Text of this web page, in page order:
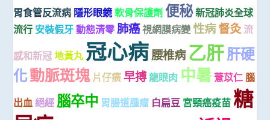
胃食管反流病 隱形眼鏡軟骨保護劑 便秘新冠肺炎全球
流行 安裝假牙 動態清零 肺癌視網膜病變 性病督灸 流
感和新冠 地黃丸 冠心病腰椎病 乙肝肝硬
化動脈斑塊 片仔癀 早搏龍眼肉 中暑 薏苡仁 腦
出血 絕經 腦卒中 胃腸道腫瘤 白扁豆 宮頸癌疫苗 糖